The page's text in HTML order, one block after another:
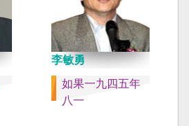
李敏勇
如果一九四五年
八一